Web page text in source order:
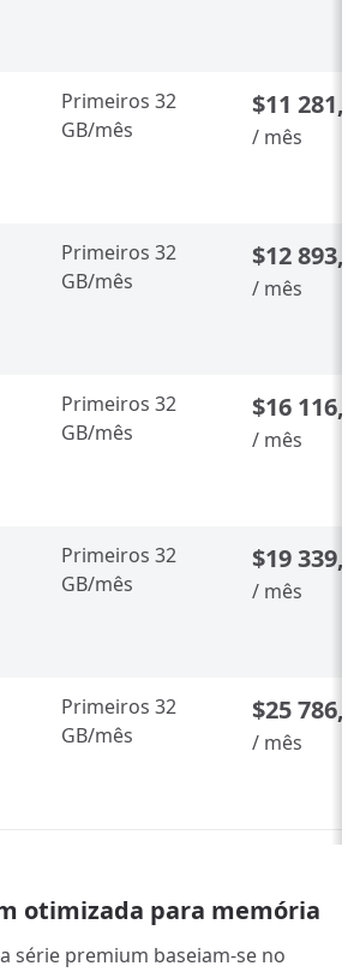
Primeiros 32
GB/mês
$11
/ mês
Primeiros 32
GB/mês
$12
/ mês
Primeiros 32
GB/mês
$16
/ mês
Primeiros 32
GB/mês
$19
/ mês
Primeiros 32
GB/mês
$25
/ mês
otimizada para memória
série premium baseiam-se no